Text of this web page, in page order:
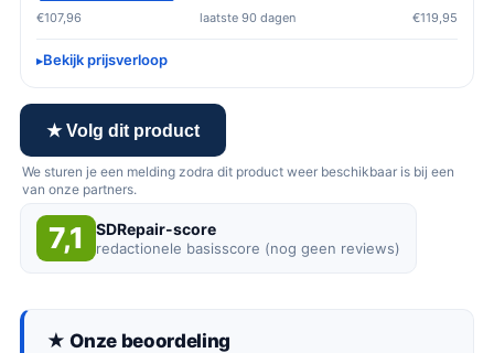
€107,96 laatste 90 dagen €119,95
Bekijk prijsverloop
★ Volg dit product
We sturen je een melding zodra dit product weer beschikbaar is bij een
van onze partners.
7,1 SDRepair-score
redactionele basisscore (nog geen reviews)
★ Onze beoordeling